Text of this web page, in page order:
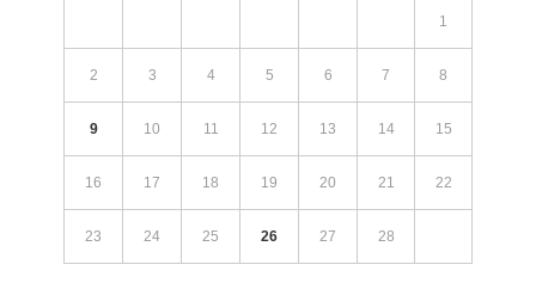
1
2 3 4 5 6 7 8
9 10 11 12 13 14 15
16 17 18 19 20 21 22
23 24 25 26 27 28